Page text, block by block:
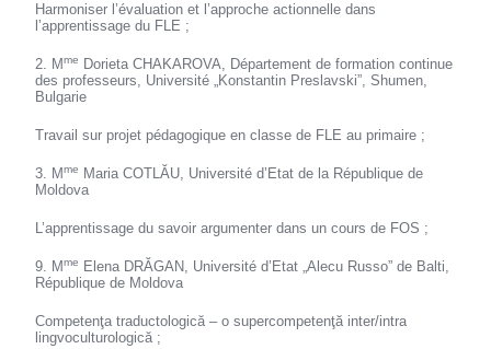
Harmoniser l’évaluation et l’approche actionnelle dans
l’apprentissage du FLE ;
2. Mme
Dorieta CHAKAROVA, Département de formation continue
des professeurs, Université „Konstantin Preslavski”, Shumen,
Bulgarie
Travail sur projet pédagogique en classe de FLE au primaire ;
3. Mme
Maria COTLĂU, Université d’Etat de la République de
Moldova
L’apprentissage du savoir argumenter dans un cours de FOS ;
9. Mme
Elena DRĂGAN, Université d’Etat „Alecu Russo” de Balti,
République de Moldova
Competenţa traductologică – o supercompetenţă inter/intra
lingvoculturologică ;